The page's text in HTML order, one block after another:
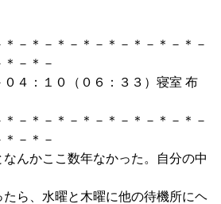
＊－＊－＊－＊－＊－＊－＊－＊－
－＊－
４：１０（０６：３３）寝室 布
＊－＊－＊－＊－＊－＊－＊－＊－
－＊－
なんかここ数年なかった。自分の中
ら、水曜と木曜に他の待機所にヘ